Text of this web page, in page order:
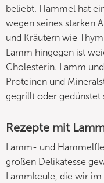
beliebt. Hammel hat
wegen seines starken
und Kräutern wie
Lamm hingegen ist
Cholesterin. Lamm
Proteinen und
gegrillt oder gedünstet
Rezepte mit
Lamm- und
großen Delikatesse
Lammkeule, die wir